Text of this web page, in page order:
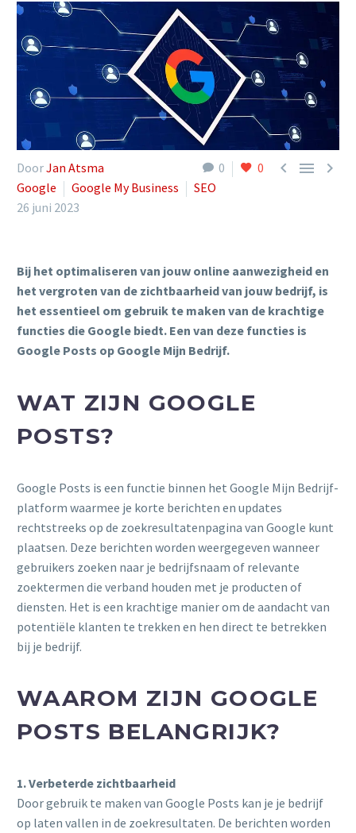
0 0   
DoorJan Atsma
Google
Google My Business
SEO
26 juni 2023
Bij het optimaliseren van jouw online aanwezigheid en
het vergroten van de zichtbaarheid van jouw bedrijf, is
het essentieel om gebruik te maken van de krachtige
functies die Google biedt. Een van deze functies is
Google Posts op Google Mijn Bedrijf.
WAT ZIJN GOOGLE
POSTS?
Google Posts is een functie binnen het Google Mijn Bedrijf-
platform waarmee je korte berichten en updates
rechtstreeks op de zoekresultatenpagina van Google kunt
plaatsen. Deze berichten worden weergegeven wanneer
gebruikers zoeken naar je bedrijfsnaam of relevante
zoektermen die verband houden met je producten of
diensten. Het is een krachtige manier om de aandacht van
potentiële klanten te trekken en hen direct te betrekken
bij je bedrijf.
WAAROM ZIJN GOOGLE
POSTS BELANGRIJK?
1. Verbeterde zichtbaarheid
Door gebruik te maken van Google Posts kan je je bedrijf
op laten vallen in de zoekresultaten. De berichten worden